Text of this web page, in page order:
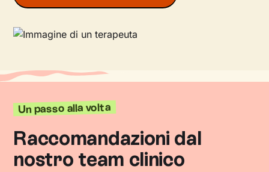
Un passo alla volta
Raccomandazioni dal
nostro team clinico